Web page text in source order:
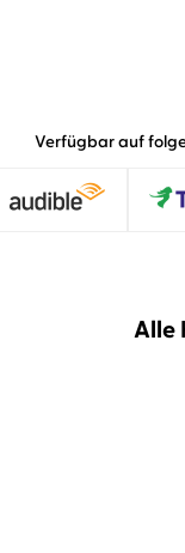
Verfügbar auf
Alle